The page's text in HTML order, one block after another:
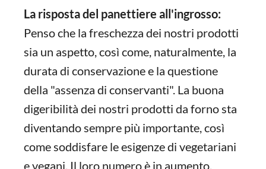
La risposta del panettiere all'ingrosso:
Penso che la freschezza dei nostri prodotti
sia un aspetto, così come, naturalmente, la
durata di conservazione e la questione
della "assenza di conservanti". La buona
digeribilità dei nostri prodotti da forno sta
diventando sempre più importante, così
come soddisfare le esigenze di vegetariani
e vegani. Il loro numero è in aumento.